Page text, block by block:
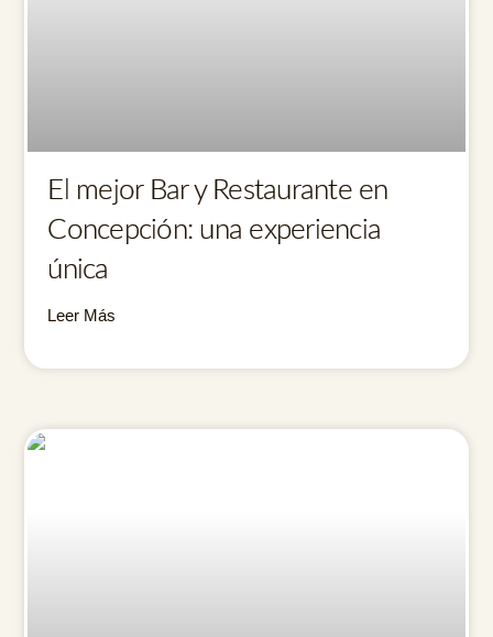
El mejor Bar y Restaurante en
Concepción: una experiencia
única
Leer Más